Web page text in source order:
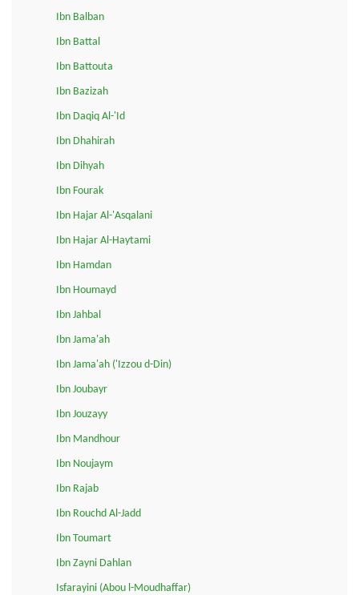
Ibn Balban
Ibn Battal
Ibn Battouta
Ibn Bazizah
Ibn Daqiq Al-'Id
Ibn Dhahirah
Ibn Dihyah
Ibn Fourak
Ibn Hajar Al-'Asqalani
Ibn Hajar Al-Haytami
Ibn Hamdan
Ibn Houmayd
Ibn Jahbal
Ibn Jama'ah
Ibn Jama'ah ('Izzou d-Din)
Ibn Joubayr
Ibn Jouzayy
Ibn Mandhour
Ibn Noujaym
Ibn Rajab
Ibn Rouchd Al-Jadd
Ibn Toumart
Ibn Zayni Dahlan
Isfarayini (Abou l-Moudhaffar)